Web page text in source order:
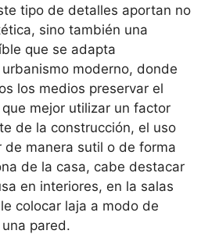
tipo de detalles aportan no
sino también una
que se adapta
moderno, donde
los medios preservar el
mejor utilizar un factor
de la construcción, el uso
de manera sutil o de forma
de la casa, cabe destacar
en interiores, en la salas
colocar laja a modo de
pared.